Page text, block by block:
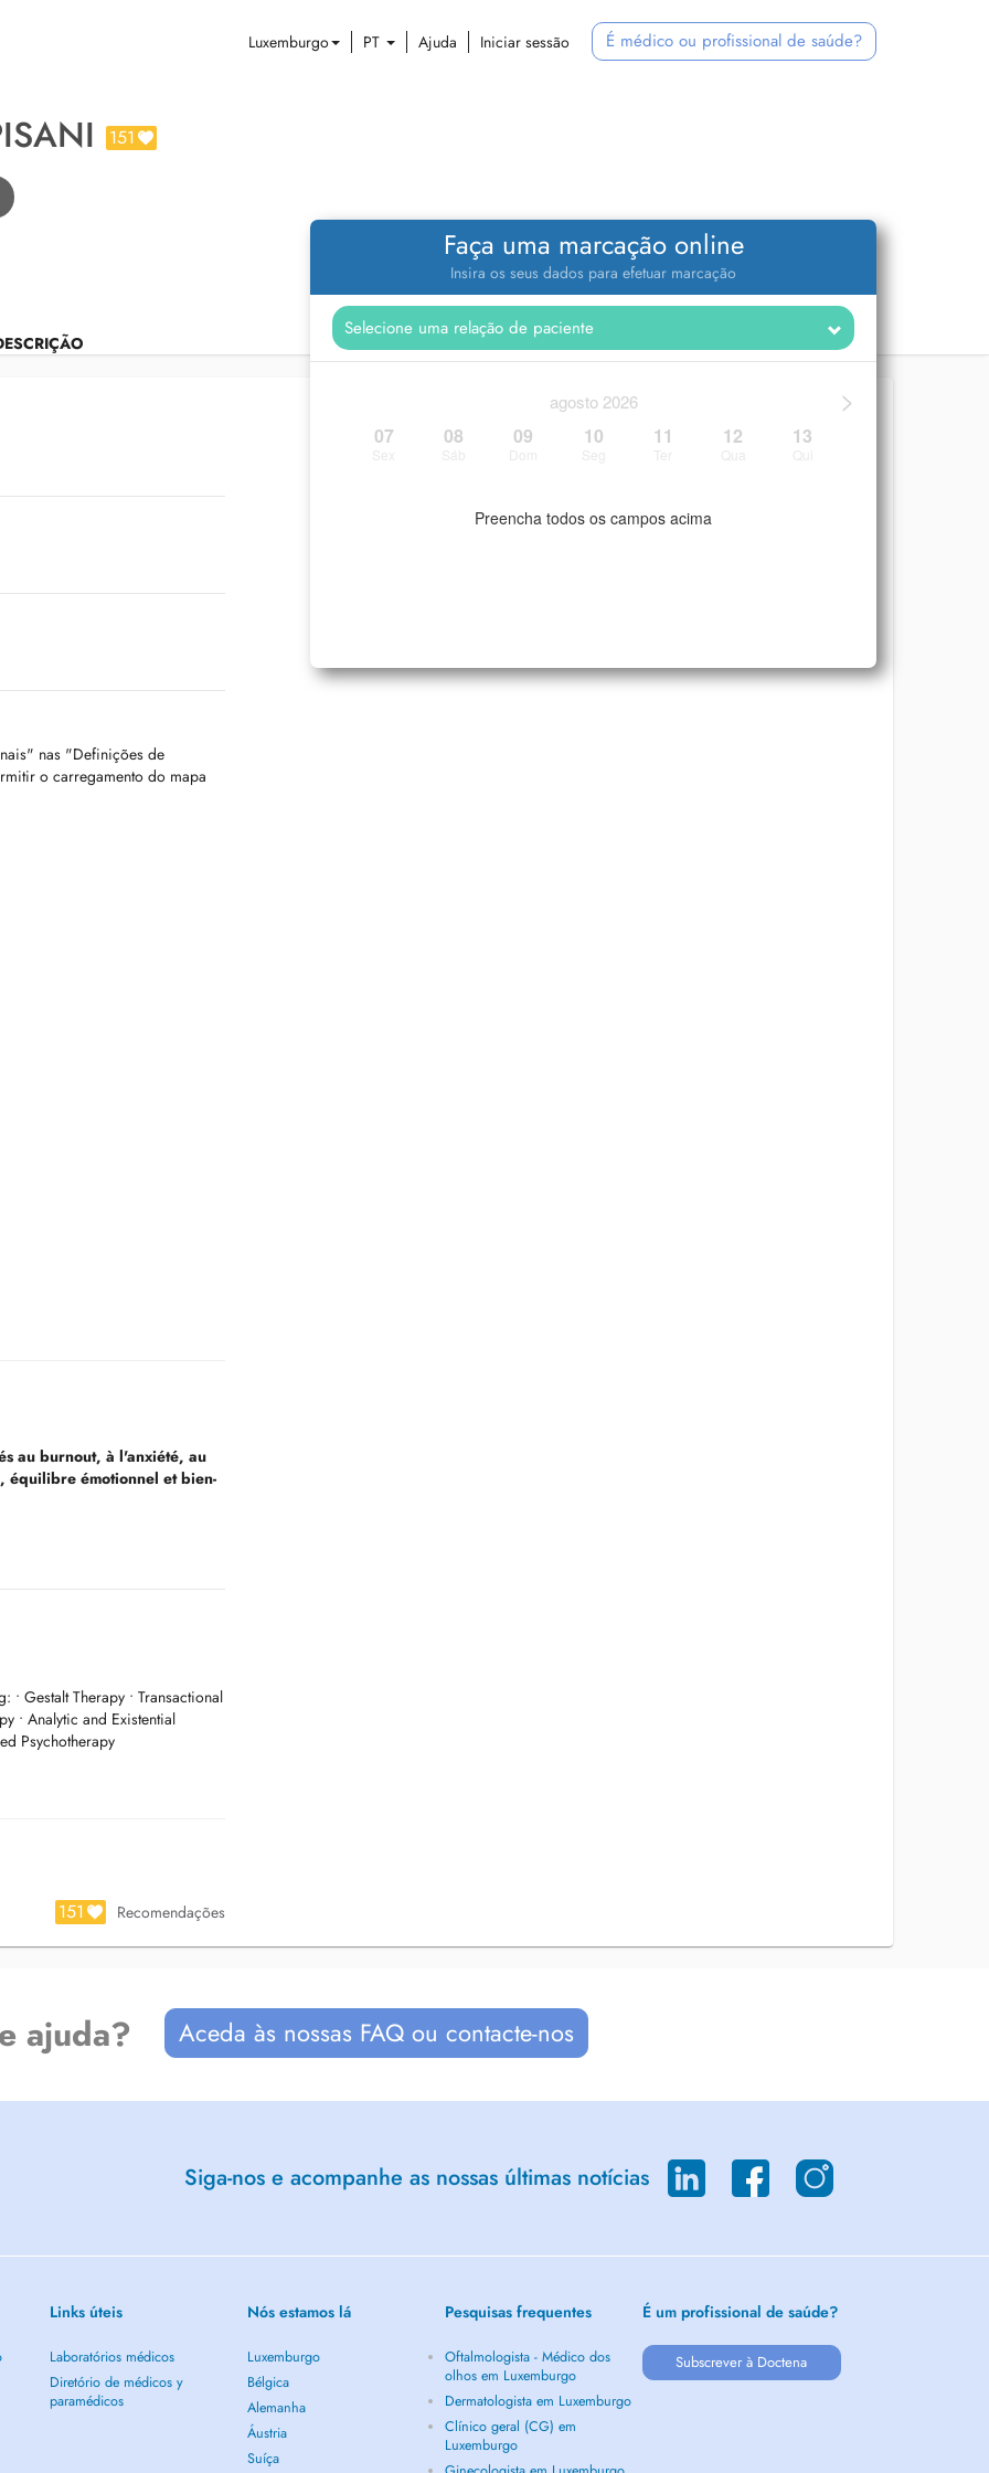
Luxemburgo PT Ajuda Iniciar sessão É médico ou profissional de saúde?
151
Faça uma marcação online
Insira os seus dados para efetuar marcação
>
agosto 2026
07 08 09 10 11 12 13
Preencha todos os campos acima
nas "Definições de
o carregamento do mapa
au burnout, à l'anxiété, au
équilibre émotionnel et bien-
quelque chose de
outil, ou simplement d'une
m'appuie sur la Thérapie
permet de comprendre
perte de sens, conflits,
sans emploi ou rencontrant
souhaitez échanger
Gestalt Therapy • Transactional
• Analytic and Existential
Psychotherapy
151 Recomendações
ajuda? Aceda às nossas FAQ ou contacte-nos
Siga-nos e acompanhe as nossas últimas notícias
Links úteis
Laboratórios médicos
Diretório de médicos y
paramédicos
Nós estamos lá
Luxemburgo
Bélgica
Alemanha
Áustria
Suíça
Pesquisas frequentes
Oftalmologista - Médico dos
olhos em Luxemburgo
Dermatologista em Luxemburgo
Clínico geral (CG) em
Luxemburgo
É um profissional de saúde?
Subscrever à Doctena